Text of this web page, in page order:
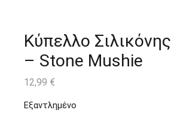
Κύπελλο
– Stone Mushie
12,99 €
Εξαντλημένο